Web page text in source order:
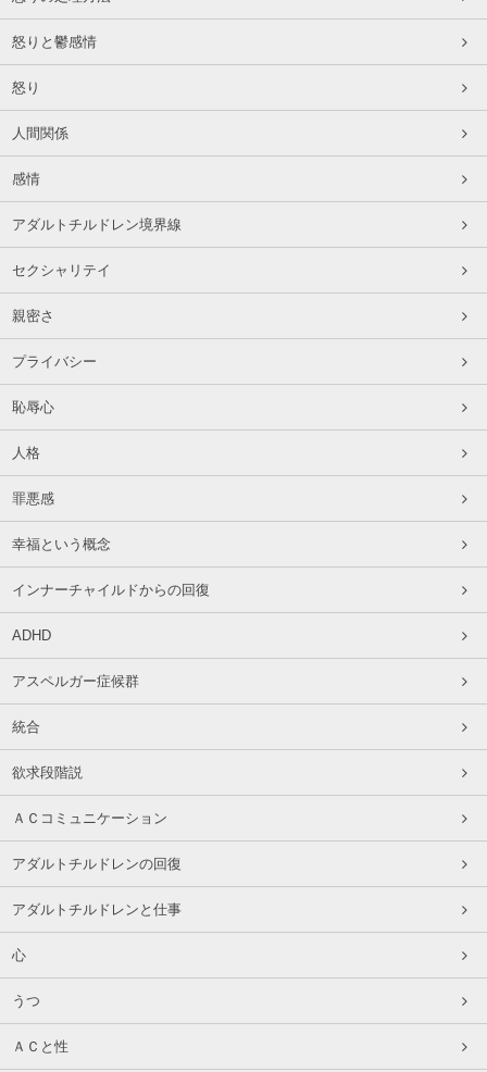
怒りと鬱感情
怒り
人間関係
感情
アダルトチルドレン境界線
セクシャリテイ
親密さ
プライバシー
恥辱心
人格
罪悪感
幸福という概念
インナーチャイルドからの回復
ADHD
アスペルガー症候群
統合
欲求段階説
ＡＣコミュニケーション
アダルトチルドレンの回復
アダルトチルドレンと仕事
心
うつ
ＡＣと性